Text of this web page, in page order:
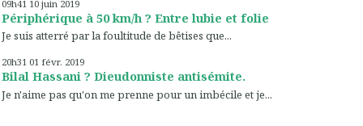
09h41 10 juin 2019
Périphérique à 50 km/h ? Entre lubie et folie
Je suis atterré par la foultitude de bêtises que...
20h31 01 févr. 2019
Bilal Hassani ? Dieudonniste antisémite.
Je n'aime pas qu'on me prenne pour un imbécile et je...